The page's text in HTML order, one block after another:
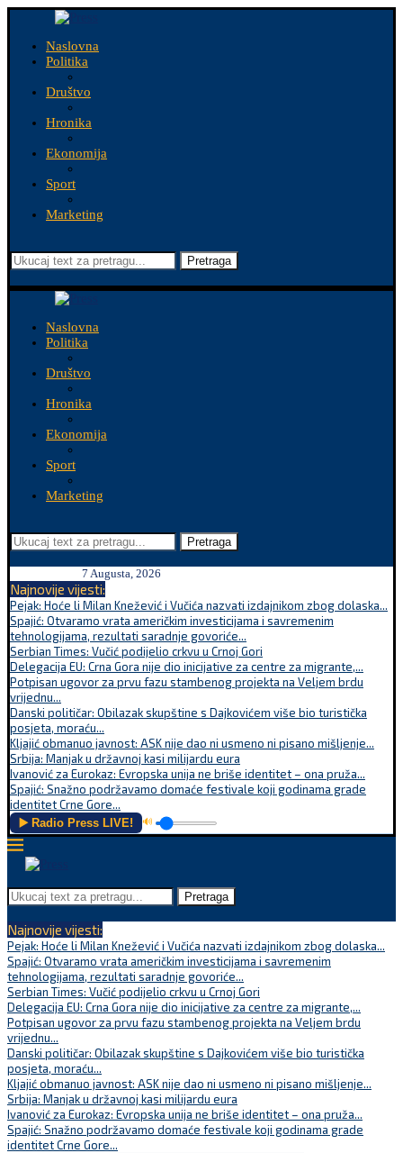
Naslovna
Politika
Društvo
Hronika
Ekonomija
Sport
Marketing
Pretraga
Naslovna
Politika
Društvo
Hronika
Ekonomija
Sport
Marketing
Pretraga
7 Augusta, 2026
Najnovije vijesti:
Pejak: Hoće li Milan Knežević i Vučića nazvati izdajnikom zbog dolaska...
Spajić: Otvaramo vrata američkim investicijama i savremenim
tehnologijama, rezultati saradnje govoriće...
Serbian Times: Vučić podijelio crkvu u Crnoj Gori
Delegacija EU: Crna Gora nije dio inicijative za centre za migrante,...
Potpisan ugovor za prvu fazu stambenog projekta na Veljem brdu
vrijednu...
Danski političar: Obilazak skupštine s Dajkovićem više bio turistička
posjeta, moraću...
Kljajić obmanuo javnost: ASK nije dao ni usmeno ni pisano mišljenje...
Srbija: Manjak u državnoj kasi milijardu eura
Ivanović za Eurokaz: Evropska unija ne briše identitet – ona pruža...
Spajić: Snažno podržavamo domaće festivale koji godinama grade
identitet Crne Gore...
▶️ Radio Press LIVE! 🔊
Pretraga
Najnovije vijesti:
Pejak: Hoće li Milan Knežević i Vučića nazvati izdajnikom zbog dolaska...
Spajić: Otvaramo vrata američkim investicijama i savremenim
tehnologijama, rezultati saradnje govoriće...
Serbian Times: Vučić podijelio crkvu u Crnoj Gori
Delegacija EU: Crna Gora nije dio inicijative za centre za migrante,...
Potpisan ugovor za prvu fazu stambenog projekta na Veljem brdu
vrijednu...
Danski političar: Obilazak skupštine s Dajkovićem više bio turistička
posjeta, moraću...
Kljajić obmanuo javnost: ASK nije dao ni usmeno ni pisano mišljenje...
Srbija: Manjak u državnoj kasi milijardu eura
Ivanović za Eurokaz: Evropska unija ne briše identitet – ona pruža...
Spajić: Snažno podržavamo domaće festivale koji godinama grade
identitet Crne Gore...